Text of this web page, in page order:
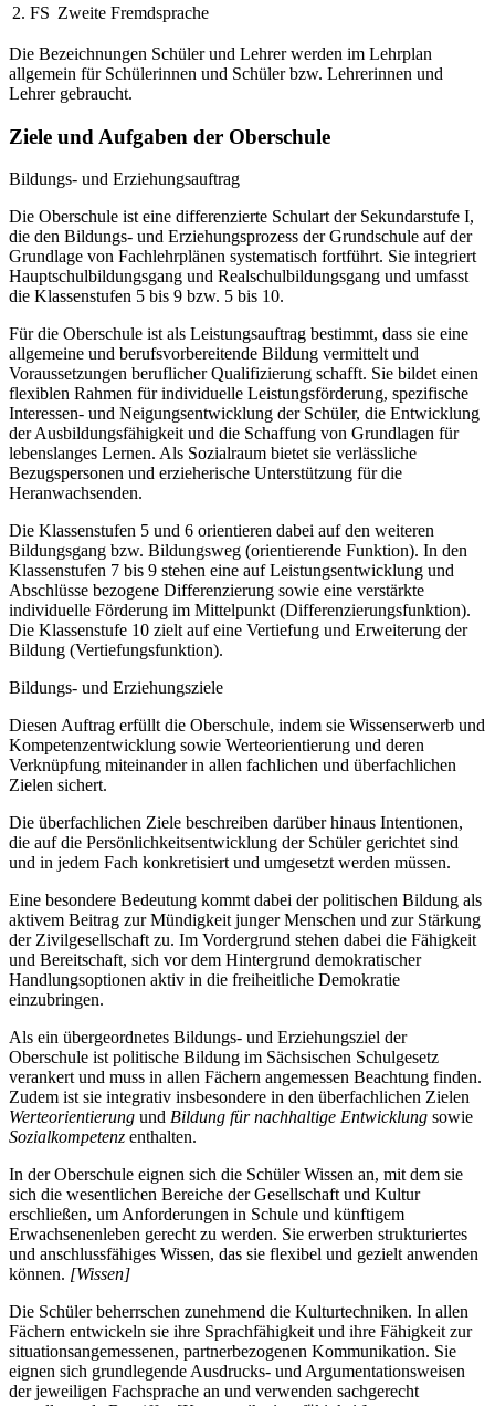
2. FS Zweite Fremdsprache
Die Bezeichnungen Schüler und Lehrer werden im Lehrplan
allgemein für Schülerinnen und Schüler bzw. Lehrerinnen und
Lehrer gebraucht.
Ziele und Aufgaben der Oberschule
Bildungs- und Erziehungsauftrag
Die Oberschule ist eine differenzierte Schulart der Sekundarstufe I,
die den Bildungs- und Erziehungsprozess der Grundschule auf der
Grundlage von Fachlehrplänen systematisch fortführt. Sie integriert
Hauptschulbildungsgang und Realschulbildungsgang und umfasst
die Klassenstufen 5 bis 9 bzw. 5 bis 10.
Für die Oberschule ist als Leistungsauftrag bestimmt, dass sie eine
allgemeine und berufsvorbereitende Bildung vermittelt und
Voraussetzungen beruflicher Qualifizierung schafft. Sie bildet einen
flexiblen Rahmen für individuelle Leistungsförderung, spezifische
Interessen- und Neigungsentwicklung der Schüler, die Entwicklung
der Ausbildungsfähigkeit und die Schaffung von Grundlagen für
lebenslanges Lernen. Als Sozialraum bietet sie verlässliche
Bezugspersonen und erzieherische Unterstützung für die
Heranwachsenden.
Die Klassenstufen 5 und 6 orientieren dabei auf den weiteren
Bildungsgang bzw. Bildungsweg (orientierende Funktion). In den
Klassenstufen 7 bis 9 stehen eine auf Leistungsentwicklung und
Abschlüsse bezogene Differenzierung sowie eine verstärkte
individuelle Förderung im Mittelpunkt (Differenzierungsfunktion).
Die Klassenstufe 10 zielt auf eine Vertiefung und Erweiterung der
Bildung (Vertiefungsfunktion).
Bildungs- und Erziehungsziele
Diesen Auftrag erfüllt die Oberschule, indem sie Wissenserwerb und
Kompetenzentwicklung sowie Werteorientierung und deren
Verknüpfung miteinander in allen fachlichen und überfachlichen
Zielen sichert.
Die überfachlichen Ziele beschreiben darüber hinaus Intentionen,
die auf die Persönlichkeitsentwicklung der Schüler gerichtet sind
und in jedem Fach konkretisiert und umgesetzt werden müssen.
Eine besondere Bedeutung kommt dabei der politischen Bildung als
aktivem Beitrag zur Mündigkeit junger Menschen und zur Stärkung
der Zivilgesellschaft zu. Im Vordergrund stehen dabei die Fähigkeit
und Bereitschaft, sich vor dem Hintergrund demokratischer
Handlungsoptionen aktiv in die freiheitliche Demokratie
einzubringen.
Als ein übergeordnetes Bildungs- und Erziehungsziel der
Oberschule ist politische Bildung im Sächsischen Schulgesetz
verankert und muss in allen Fächern angemessen Beachtung finden.
Zudem ist sie integrativ insbesondere in den überfachlichen Zielen
Werteorientierung und Bildung für nachhaltige Entwicklung sowie
Sozialkompetenz enthalten.
In der Oberschule eignen sich die Schüler Wissen an, mit dem sie
sich die wesentlichen Bereiche der Gesellschaft und Kultur
erschließen, um Anforderungen in Schule und künftigem
Erwachsenenleben gerecht zu werden. Sie erwerben strukturiertes
und anschlussfähiges Wissen, das sie flexibel und gezielt anwenden
können. [Wissen]
Die Schüler beherrschen zunehmend die Kulturtechniken. In allen
Fächern entwickeln sie ihre Sprachfähigkeit und ihre Fähigkeit zur
situationsangemessenen, partnerbezogenen Kommunikation. Sie
eignen sich grundlegende Ausdrucks- und Argumentationsweisen
der jeweiligen Fachsprache an und verwenden sachgerecht